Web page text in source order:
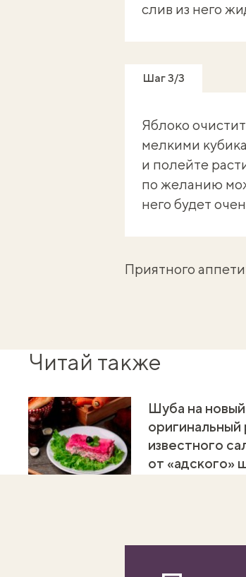
слив из него
Шаг 3/3
Яблоко
мелкими
и полейте
по желанию
него будет
Приятного
Читай также
Шуба на новый
оригинальный
известного
от «адского»